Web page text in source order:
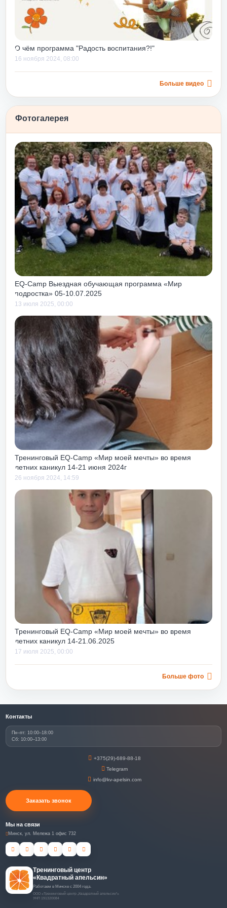
со
помогает
ошибки, еще
строить
дает
их
и потому,
после
и принятию
и принятие
для
или после
чуть с
тоже учит
так и
получать
и работы!
О чём программа "Радость воспитания?!"
16 ноября 2024, 08:00
Больше видео
Фотогалерея
EQ-Camp Выездная обучающая программа «Мир
подростка» 05-10.07.2025
13 июля 2025, 00:00
Тренинговый EQ-Camp «Мир моей мечты» во время
летних каникул 14-21 июня 2024г
26 ноября 2024, 14:59
Тренинговый EQ-Camp «Мир моей мечты» во время
летних каникул 14-21.06.2025
17 июля 2025, 00:00
Больше фото
Тренинговый центр
«Квадратный апельсин»
Работаем в Минске с 2004 года.
ООО «Тренинговый центр „Квадратный апельсин“»
УНП 191320084
Контакты
+375(29)-689-88-18
Telegram
info@kv-apelsin.com
Заказать звонок
Пн–пт: 10:00–18:00
Сб: 10:00–13:00
Мы на связи
Минск, ул. Мележа 1 офис 732